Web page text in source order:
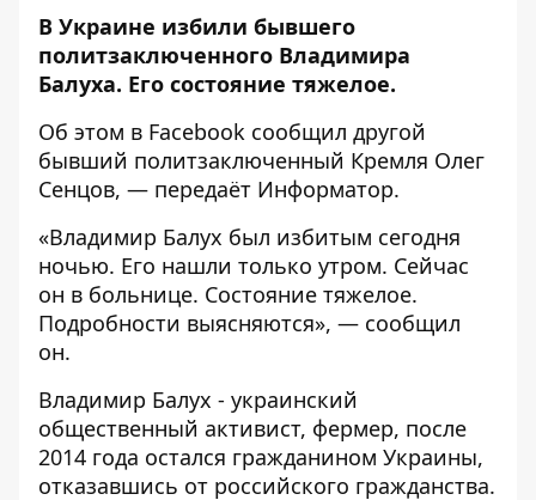
В Украине избили бывшего
политзаключенного Владимира
Балуха. Его состояние тяжелое.
Об этом в Facebook сообщил другой
бывший политзаключенный Кремля Олег
Сенцов, — передаёт Информатор.
«Владимир Балух был избитым сегодня
ночью. Его нашли только утром. Сейчас
он в больнице. Состояние тяжелое.
Подробности выясняются», — сообщил
он.
Владимир Балух - украинский
общественный активист, фермер, после
2014 года остался гражданином Украины,
отказавшись от российского гражданства.